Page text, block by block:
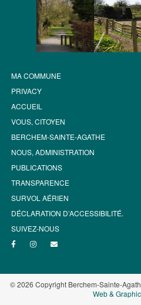
MA COMMUNE
PRIVACY
ACCUEIL
VOUS, CITOYEN
BERCHEM-SAINTE-AGATHE
NOUS, ADMINISTRATION
PUBLICATIONS
TRANSPARENCE
SURVOL AÉRIEN
DÉCLARATION D’ACCESSIBILITÉ.
SUIVEZ-NOUS
© 2026 Copyright Berchem-Sainte-
Web &